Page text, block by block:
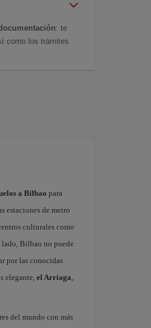
: te
como los trámites
a Bilbao para
estaciones de metro
culturales como
Bilbao no puede
por las conocidas
elegante, el Arriaga
del mundo con más